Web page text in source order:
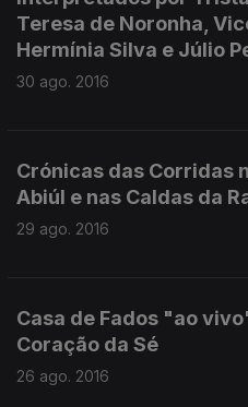
Teresa de Noronha,
Hermínia Silva e Júlio
30 ago. 2016
Crónicas das Corridas
Abiúl e nas Caldas da
29 ago. 2016
Casa de Fados "ao
Coração da Sé
26 ago. 2016